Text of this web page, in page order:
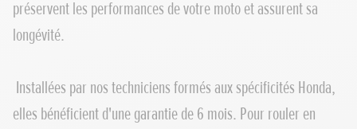
préservent les performances de votre moto et assurent sa
longévité.
Installées par nos techniciens formés aux spécificités Honda,
elles bénéficient d'une garantie de 6 mois. Pour rouler en